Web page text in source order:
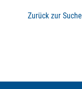
Zurück zur Suche